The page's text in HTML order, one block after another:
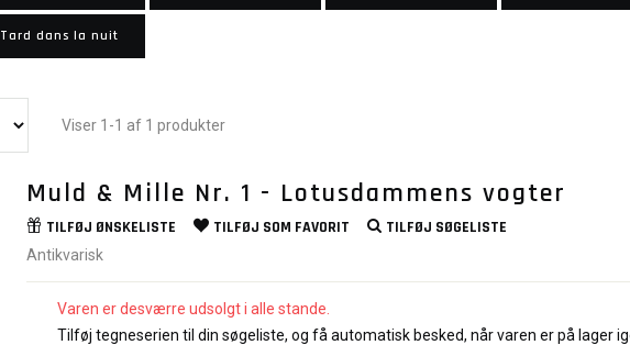
Tard dans la nuit
Viser 1-1 af 1 produkter
Muld & Mille Nr. 1 - Lotusdammens vogter
TILFØJ ØNSKELISTE TILFØJ SOM FAVORIT TILFØJ SØGELISTE
Antikvarisk
Varen er desværre udsolgt i alle stande.
Tilføj tegneserien til din søgeliste, og få automatisk besked, når varen er på lager